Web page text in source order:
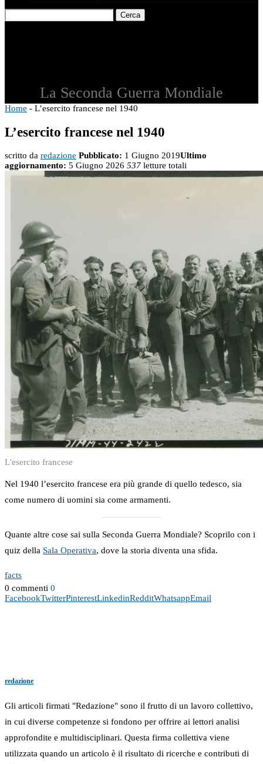
Cerca
La Seconda Guerra Mondiale
Home - L’esercito francese nel 1940
L’esercito francese nel 1940
scritto da redazione Pubblicato: 1 Giugno 2019Ultimo
aggiornamento: 5 Giugno 2026 537 letture totali
L'esercito francese
Nel 1940 l’esercito francese era più grande di quello tedesco, sia
come numero di uomini sia come armamenti.
Quante altre cose sai sulla Seconda Guerra Mondiale? Scoprilo con i
quiz della Sala Operativa, dove la storia diventa una sfida.
facts
0 commenti 0
FacebookTwitterPinterestLinkedinRedditWhatsappEmail
redazione
Gli articoli firmati "Redazione" sono il frutto di un lavoro collettivo,
in cui diverse competenze si fondono per offrire ai lettori analisi
approfondite e multidisciplinari. Questa firma collettiva viene
utilizzata quando un articolo è il risultato di ricerche e contributi di